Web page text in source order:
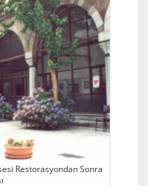
Restorasyondan Sonra